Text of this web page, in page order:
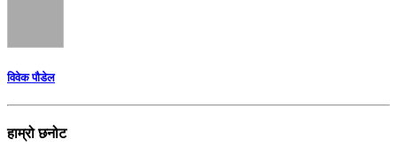
विवेक पौडेल
हाम्रो छनोट